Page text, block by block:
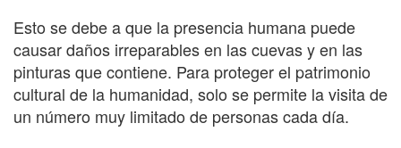
Esto se debe a que la presencia humana puede
causar daños irreparables en las cuevas y en las
pinturas que contiene. Para proteger el patrimonio
cultural de la humanidad, solo se permite la visita de
un número muy limitado de personas cada día.